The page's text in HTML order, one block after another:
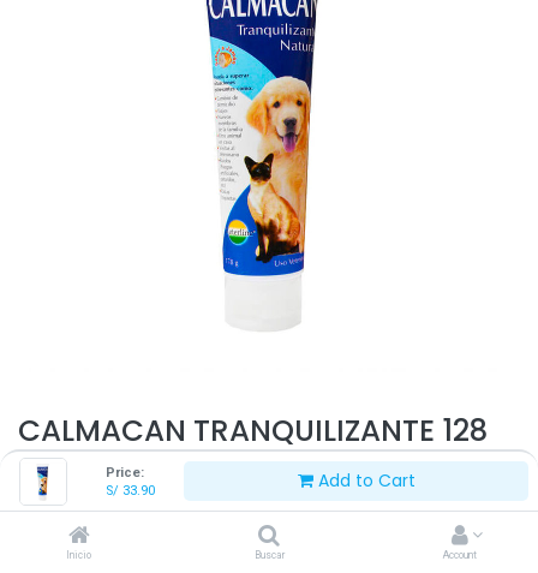
Price:
S/ 33.90 Add to Cart
Inicio Buscar Account
CALMACAN TRANQUILIZANTE 128
ML
33.90